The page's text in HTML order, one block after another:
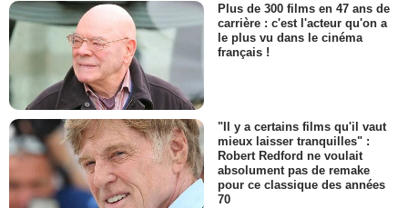
Plus de 300 films en 47 ans de
carrière : c'est l'acteur qu'on a
le plus vu dans le cinéma
français !
"Il y a certains films qu'il vaut
mieux laisser tranquilles" :
Robert Redford ne voulait
absolument pas de remake
pour ce classique des années
70